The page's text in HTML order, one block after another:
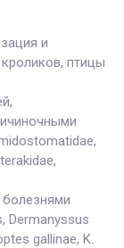
и
птицы
болезнями
Dermanyssus
gallinae, K.